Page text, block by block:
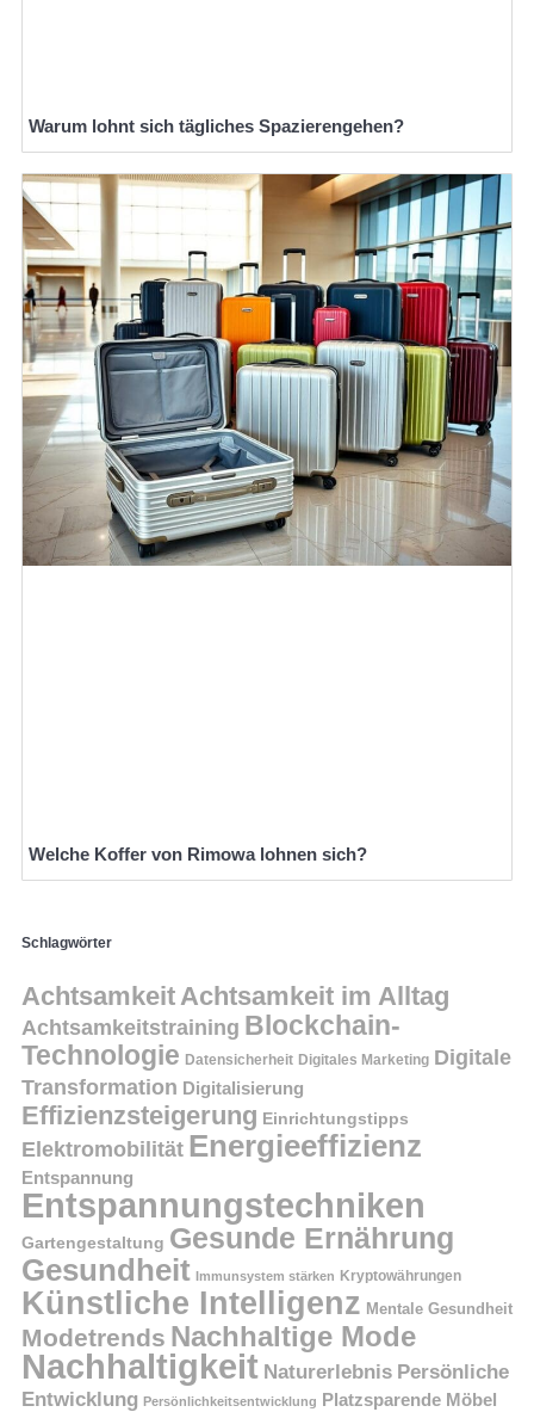
Warum lohnt sich tägliches Spazierengehen?
Welche Koffer von Rimowa lohnen sich?
Schlagwörter
Achtsamkeit Achtsamkeit im Alltag
Achtsamkeitstraining Blockchain-
Technologie Datensicherheit Digitales Marketing Digitale
Transformation Digitalisierung
Effizienzsteigerung Einrichtungstipps
Elektromobilität Energieeffizienz
Entspannung
Entspannungstechniken
Gartengestaltung Gesunde Ernährung
Gesundheit Immunsystem stärken Kryptowährungen
Künstliche Intelligenz Mentale Gesundheit
Modetrends Nachhaltige Mode
Nachhaltigkeit Naturerlebnis Persönliche
Entwicklung Persönlichkeitsentwicklung Platzsparende Möbel